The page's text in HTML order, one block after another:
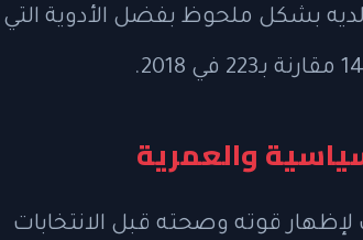
بشكل ملحوظ بفضل الأدوية التي
والعمرية
قوته وصحته قبل الانتخابات